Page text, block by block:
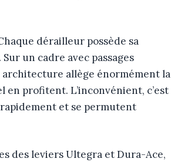
dérailleur possède sa
un cadre avec passages
allège énormément la
en profitent. L’inconvénient, c’est
et se permutent
des leviers Ultegra et Dura-Ace,